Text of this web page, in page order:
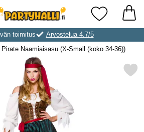
Ostoskori laajennettu Partyhallen AB
Suosikkini
toimitus
Arvostelua 4.7/5
Pirate Naamiaisasu (X-Small (koko 34-36))
Merkitse caribbean Pirate